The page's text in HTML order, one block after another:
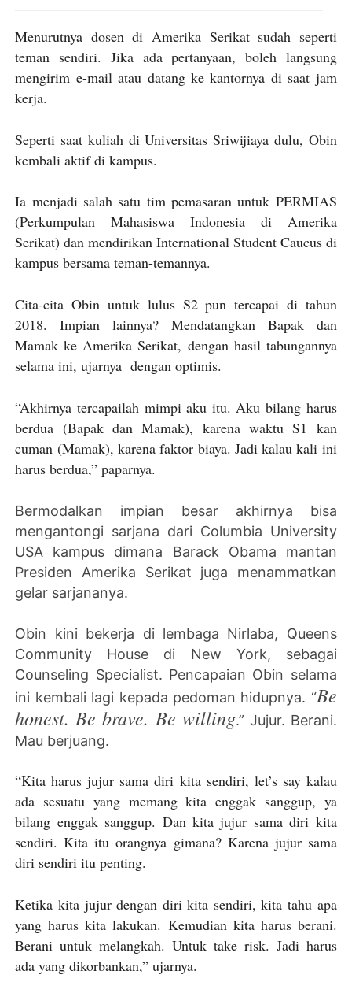
Menurutnya dosen di Amerika Serikat sudah seperti
teman sendiri. Jika ada pertanyaan, boleh langsung
mengirim e-mail atau datang ke kantornya di saat jam
kerja.
Seperti saat kuliah di Universitas Sriwijiaya dulu, Obin
kembali aktif di kampus.
Ia menjadi salah satu tim pemasaran untuk PERMIAS
(Perkumpulan Mahasiswa Indonesia di Amerika
Serikat) dan mendirikan International Student Caucus di
kampus bersama teman-temannya.
Cita-cita Obin untuk lulus S2 pun tercapai di tahun
2018. Impian lainnya? Mendatangkan Bapak dan
Mamak ke Amerika Serikat, dengan hasil tabungannya
selama ini, ujarnya dengan optimis.
“Akhirnya tercapailah mimpi aku itu. Aku bilang harus
berdua (Bapak dan Mamak), karena waktu S1 kan
cuman (Mamak), karena faktor biaya. Jadi kalau kali ini
harus berdua,” paparnya.
Bermodalkan impian besar akhirnya bisa
mengantongi sarjana dari Columbia University
USA kampus dimana Barack Obama mantan
Presiden Amerika Serikat juga menammatkan
gelar sarjananya.
Obin kini bekerja di lembaga Nirlaba, Queens
Community House di New York, sebagai
Counseling Specialist. Pencapaian Obin selama
ini kembali lagi kepada pedoman hidupnya. “Be
honest. Be brave. Be willing.” Jujur. Berani.
Mau berjuang.
“Kita harus jujur sama diri kita sendiri, let’s say kalau
ada sesuatu yang memang kita enggak sanggup, ya
bilang enggak sanggup. Dan kita jujur sama diri kita
sendiri. Kita itu orangnya gimana? Karena jujur sama
diri sendiri itu penting.
Ketika kita jujur dengan diri kita sendiri, kita tahu apa
yang harus kita lakukan. Kemudian kita harus berani.
Berani untuk melangkah. Untuk take risk. Jadi harus
ada yang dikorbankan,” ujarnya.